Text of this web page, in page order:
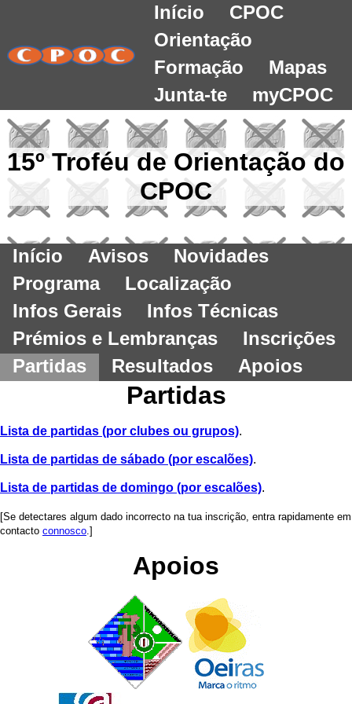
Início
CPOC
Orientação
Formação
Mapas
Junta-te
myCPOC
15º Troféu de Orientação do
CPOC
Início Avisos
Novidades
Programa
Localização
Infos Gerais
Infos Técnicas
Prémios e Lembranças
Inscrições
Partidas
Resultados Apoios
Partidas
Lista de partidas (por clubes ou grupos).
Lista de partidas de sábado (por escalões).
Lista de partidas de domingo (por escalões).
[Se detectares algum dado incorrecto na tua inscrição, entra rapidamente em
contacto connosco.]
Apoios